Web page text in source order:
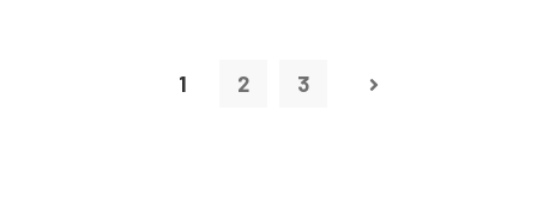
1 2 3